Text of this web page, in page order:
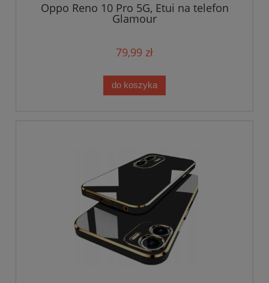
Oppo Reno 10 Pro 5G, Etui na telefon
Glamour
79,99 zł
do koszyka